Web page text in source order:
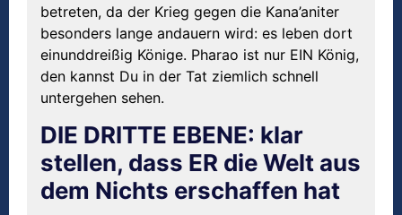
betreten, da der Krieg gegen die Kana’aniter
besonders lange andauern wird: es leben dort
einunddreißig Könige. Pharao ist nur EIN König,
den kannst Du in der Tat ziemlich schnell
untergehen sehen.
DIE DRITTE EBENE: klar
stellen, dass ER die Welt aus
dem Nichts erschaffen hat